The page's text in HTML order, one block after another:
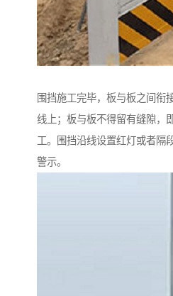
围挡施工完毕，板与板之间衔
线上；板与板不得留有缝隙，
工。围挡沿线设置红灯或者隔
警示。